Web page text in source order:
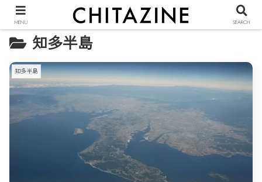
知多半島
知多半島
MENU SEARCH